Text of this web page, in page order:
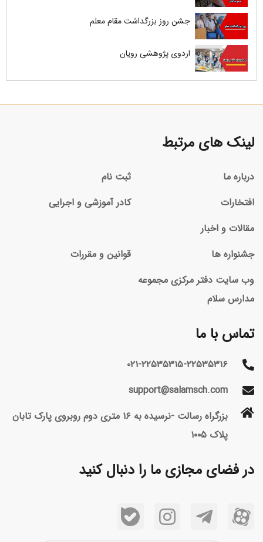
جشن روز بزرگداشت مقام معلم
اردوی پژوهشی رویان
لینک های مرتبط
درباره ما
ثبت نام
افتخارات
کادر آموزشی و اجرایی
مقالات و اخبار
جشنواره ها
قوانین و مقررات
وب سایت دفتر مرکزی مجموعه
مدارس سلام
تماس با ما
۰۲۱-۲۲۵۳۵۳۱۵-۲۲۵۳۵۳۱۶
support@salamsch.com
بزرگراه رسالت -نرسیده به ۱۶ متری دوم روبروی پارک تابان
پلاک ۱۰۰۵
در فضای مجازی ما را دنبال کنید